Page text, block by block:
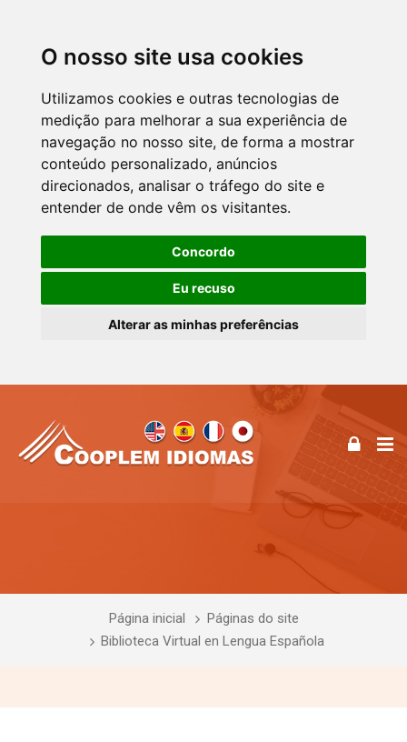
O nosso site usa cookies
Utilizamos cookies e outras tecnologias de
medição para melhorar a sua experiência de
navegação no nosso site, de forma a mostrar
conteúdo personalizado, anúncios
direcionados, analisar o tráfego do site e
entender de onde vêm os visitantes.
Concordo
Eu recuso
Alterar as minhas preferências
Página inicial
Páginas do site
Biblioteca Virtual en Lengua Española